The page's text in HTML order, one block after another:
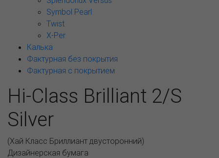
Symbol Pearl
Twist
X-Per
Калька
Фактурная без покрытия
Фактурная с покрытием
Hi-Class Brilliant 2/S
Silver
(Хай Класс Бриллиант двусторонний)
Дизайнерская бумага